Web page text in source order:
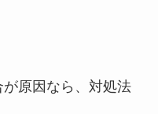
原因なら、対処法